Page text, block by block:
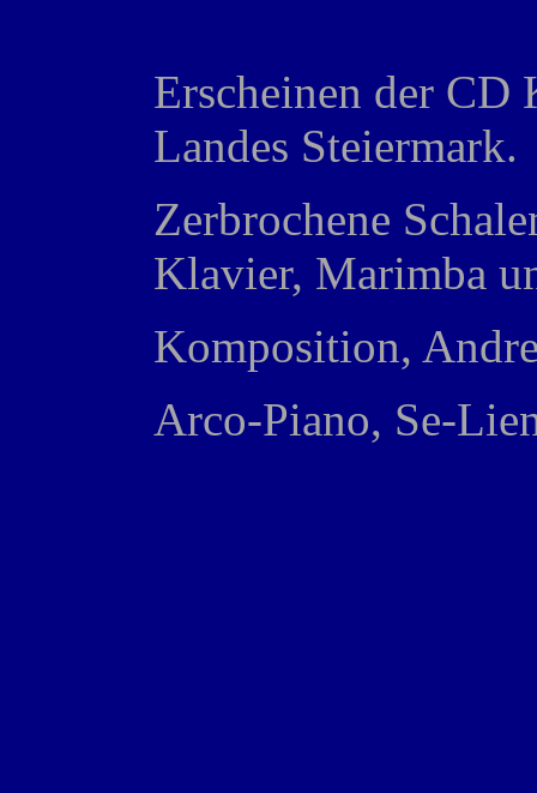
Erscheinen der CD
Landes Steiermark.
Zerbrochene
Klavier, Marimba
Komposition,
Arco-Piano, Se-